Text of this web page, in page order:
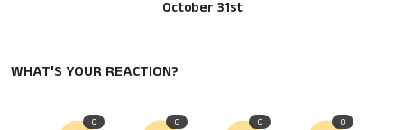
October 31st
WHAT'S YOUR REACTION?
0 0 0 0